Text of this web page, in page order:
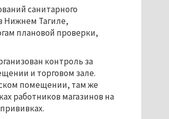
санитарного
Нижнем Тагиле,
плановой проверки,
контроль за
и торговом зале.
помещении, там же
работников магазинов на